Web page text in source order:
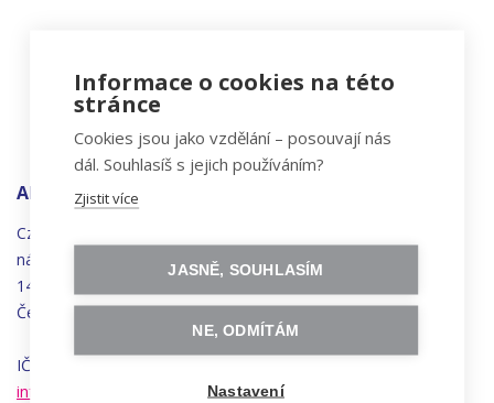
ADRESA
Czechitas, z.ú.
náměstí
Synků 1748/17
140 00 Praha 4 - Nusle
Česká republika
IČO 22834958 | DIČ CZ22834958
info@czechitas.cz
Informace o cookies na této
stránce
Cookies jsou jako vzdělání – posouvají nás
dál. Souhlasíš s jejich používáním?
Zjistit více
JASNĚ, SOUHLASÍM
NE, ODMÍTÁM
Nastavení